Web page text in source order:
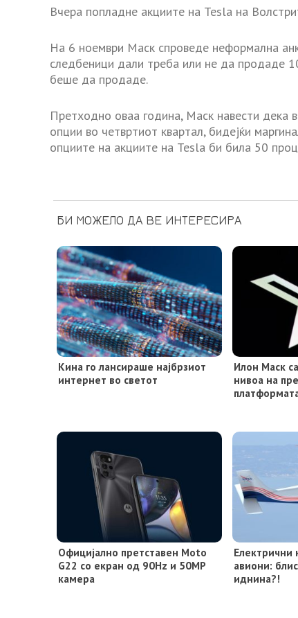
Вчера попладне акциите на Tesla на
На 6 ноември Маск спроведе неформална
следбеници дали треба или не да продаде
беше да продаде.
Претходно оваа година, Маск навести дека
опции во четвртиот квартал, бидејќи
опциите на акциите на Tesla би била 50
БИ МОЖЕЛО ДА ВЕ ИНТЕРЕСИРА
Кина го лансираше најбрзиот
интернет во светот
Илон Маск
нивоа на
Официјално претставен Moto
G22 со екран од 90Hz и 50MP
камера
Електрични
авиони:
иднина?!